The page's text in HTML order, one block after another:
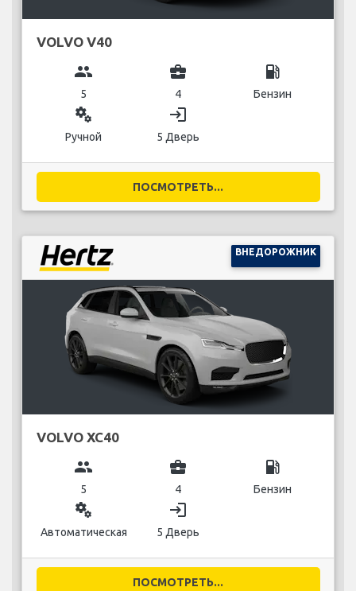
VOLVO V40
group
5
business_center
4
local_gas_station
Бензин
miscellaneous_services
Ручной
login
5 Дверь
ПОСМОТРЕТЬ...
ВНЕДОРОЖНИК
VOLVO XC40
group
5
business_center
4
local_gas_station
Бензин
miscellaneous_services
Автоматическая
login
5 Дверь
ПОСМОТРЕТЬ...